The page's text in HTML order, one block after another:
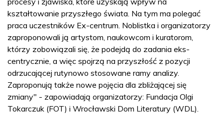
kształtowanie przyszłego świata. Na tym ma polegać
praca uczestników Ex-centrum. Noblistka i organizatorzy
zaproponowali ją artystom, naukowcom i kuratorom,
którzy zobowiązali się, że podejdą do zadania eks-
centrycznie, a więc spojrzą na przyszłość z pozycji
odrzucającej rutynowo stosowane ramy analizy.
Zaproponują także nowe pojęcia dla zbliżającej się
zmiany" - zapowiadają organizatorzy: Fundacja Olgi
Tokarczuk (FOT) i Wrocławski Dom Literatury (WDL).